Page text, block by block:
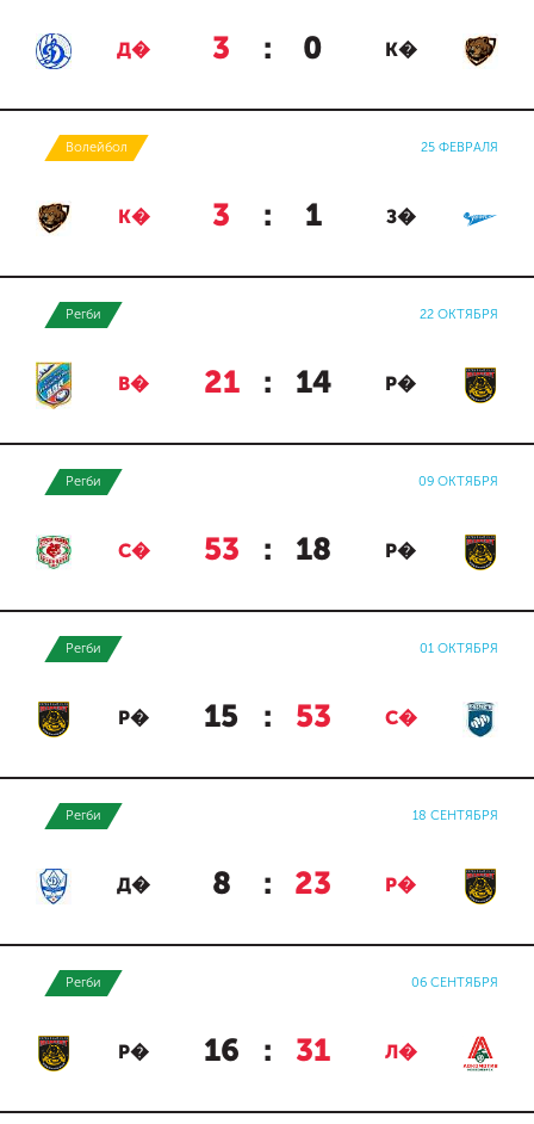
Д� 3 : 0 К�
Волейбол 25 ФЕВРАЛЯ
К� 3 : 1 З�
Регби 22 ОКТЯБРЯ
В� 21 : 14 Р�
Регби 09 ОКТЯБРЯ
С� 53 : 18 Р�
Регби 01 ОКТЯБРЯ
Р� 15 : 53 С�
Регби 18 СЕНТЯБРЯ
Д� 8 : 23 Р�
Регби 06 СЕНТЯБРЯ
Р� 16 : 31 Л�